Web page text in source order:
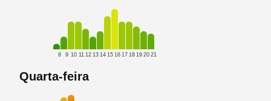
8 9 10 11 12 13 14 15 16 17 18 19 20 21
Quarta-feira